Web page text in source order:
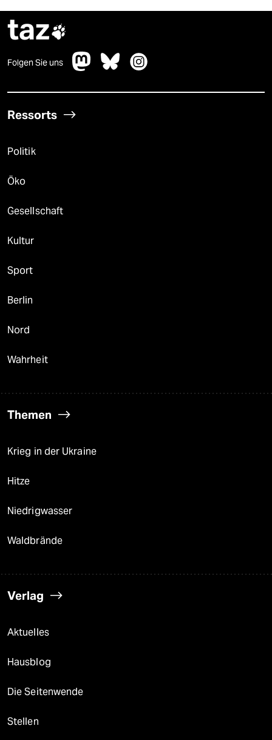
taz
Folgen Sie uns
Ressorts
Politik
Öko
Gesellschaft
Kultur
Sport
Berlin
Nord
Wahrheit
Themen
Krieg in der Ukraine
Hitze
Niedrigwasser
Waldbrände
Verlag
Aktuelles
Hausblog
Die Seitenwende
Stellen